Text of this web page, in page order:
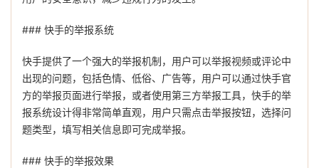
### 快手的举报系统
快手提供了一个强大的举报机制，用户可以举报视频或评论中
出现的问题，包括色情、低俗、广告等，用户可以通过快手官
方的举报页面进行举报，或者使用第三方举报工具，快手的举
报系统设计得非常简单直观，用户只需点击举报按钮，选择问
题类型，填写相关信息即可完成举报。
### 快手的举报效果